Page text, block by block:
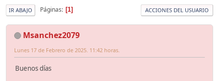
IR ABAJO Páginas 1 ACCIONES DEL USUARIO
Msanchez2079
Lunes 17 de Febrero de 2025. 11:42 horas.
Buenos días